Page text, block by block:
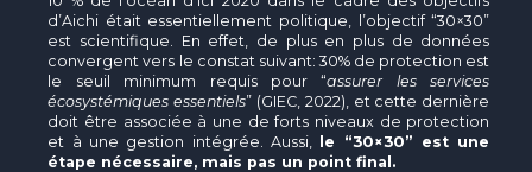
d’Aichi était essentiellement politique, l’objectif “30×30”
est scientifique. En effet, de plus en plus de données
convergent vers le constat suivant: 30% de protection est
le seuil minimum requis pour “assurer les services
écosystémiques essentiels” (GIEC, 2022), et cette dernière
doit être associée à une de forts niveaux de protection
et à une gestion intégrée. Aussi,
le “30×30” est une
étape nécessaire, mais pas un point final.